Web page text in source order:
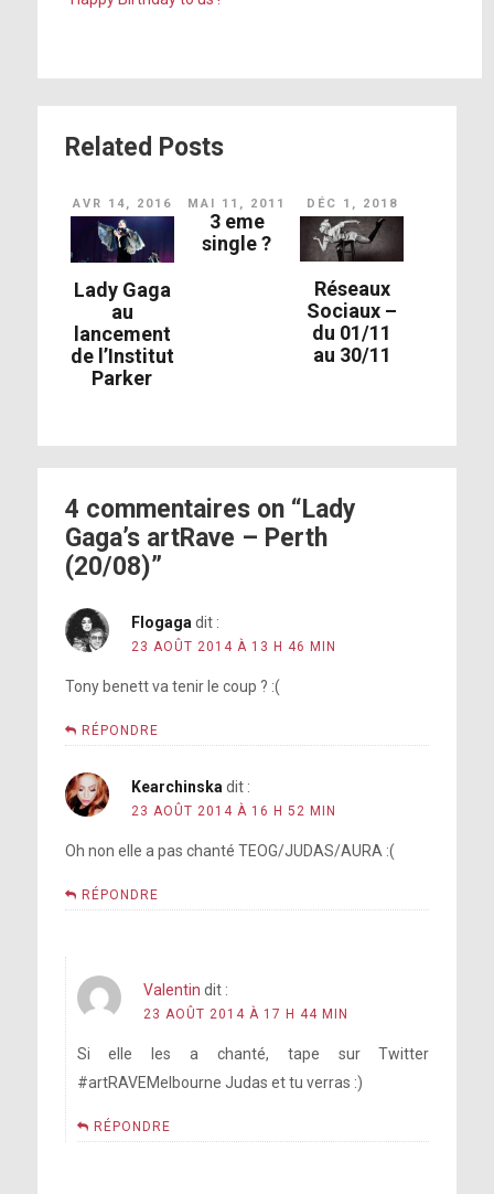
Related Posts
AVR 14, 2016
Lady Gaga
au
lancement
de l’Institut
Parker
MAI 11, 2011
3 eme
single ?
DÉC 1, 2018
Réseaux
Sociaux –
du 01/11
au 30/11
4 commentaires on “Lady
Gaga’s artRave – Perth
(20/08)”
Flogaga dit :
23 AOÛT 2014 À 13 H 46 MIN
Tony benett va tenir le coup ? :(
RÉPONDRE
Kearchinska dit :
23 AOÛT 2014 À 16 H 52 MIN
Oh non elle a pas chanté TEOG/JUDAS/AURA :(
RÉPONDRE
Valentin dit :
23 AOÛT 2014 À 17 H 44 MIN
Si elle les a chanté, tape sur Twitter
#artRAVEMelbourne Judas et tu verras :)
RÉPONDRE